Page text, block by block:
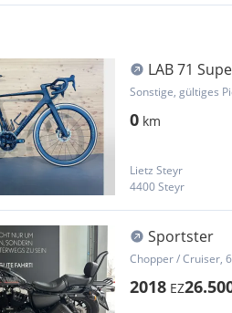
LAB 71
54cm; 28""
Sonstige, gültiges
0 km
Lietz Steyr
4400 Steyr
Sportster
Chopper / Cruiser,
2018 EZ